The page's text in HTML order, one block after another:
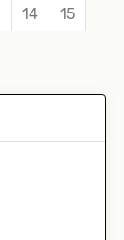
14
15